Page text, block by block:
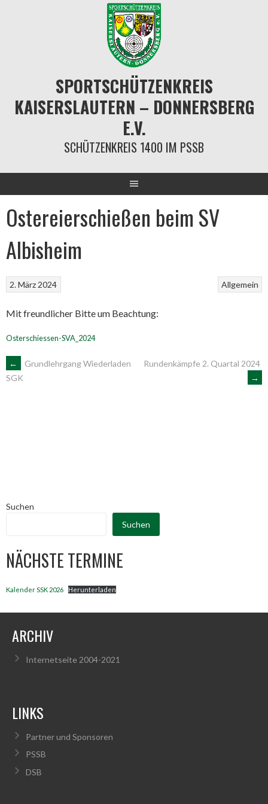
SPORTSCHÜTZENKREIS
KAISERSLAUTERN – DONNERSBERG
E.V.
SCHÜTZENKREIS 1400 IM PSSB
Ostereierschießen beim SV
Albisheim
Allgemein
2. März 2024
Mit freundlicher Bitte um Beachtung:
Osterschiessen-SVA_2024
ARTIKEL-
←
Grundlehrgang Wiederladen
SGK
Rundenkämpfe 2. Quartal 2024
→
Suchen
Suchen
NÄCHSTE TERMINE
Kalender SSK 2026 Herunterladen
ARCHIV
Internetseite 2004-2021
LINKS
Partner und Sponsoren
PSSB
DSB